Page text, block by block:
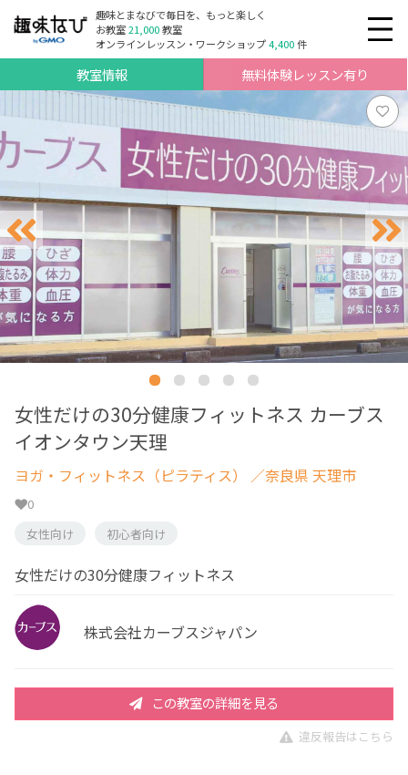
趣味とまなびで毎日を、もっと楽しく
お教室21,000教室
オンラインレッスン・ワークショップ4,400件
教室情報 無料体験レッスン有り
女性だけの30分健康フィットネス カーブス
イオンタウン天理
ヨガ・フィットネス（ピラティス） ／奈良県 天理市
0
女性向け
初心者向け
女性だけの30分健康フィットネス
株式会社カーブスジャパン
この教室の詳細を見る
違反報告はこちら